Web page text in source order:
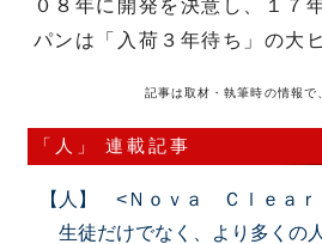
０８年に開発を決意し、１７
パンは「入荷３年待ち」の大
記事は取材・執筆時の情報で
「人」 連載記事
【人】 <Ｎｏｖａ Ｃｌｅａ
生徒だけでなく、より多くの